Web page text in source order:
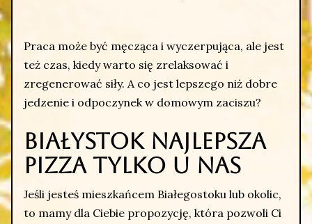
Praca może być męcząca i wyczerpująca, ale jest
też czas, kiedy warto się zrelaksować i
zregenerować siły. A co jest lepszego niż dobre
jedzenie i odpoczynek w domowym zaciszu?
Białystok najlepsza
pizza tylko u nas
Jeśli jesteś mieszkańcem Białegostoku lub okolic,
to mamy dla Ciebie propozycję, która pozwoli Ci